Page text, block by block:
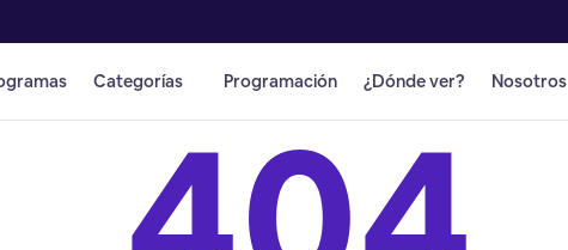
Categorías Programación ¿Dónde ver? Nosotros